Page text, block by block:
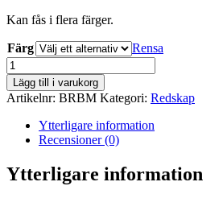
Kan fås i flera färger.
Färg
Rensa
Blackroll
mini
mängd
Lägg till i varukorg
Artikelnr: BRBM Kategori: Redskap
Ytterligare information
Recensioner (0)
Ytterligare information